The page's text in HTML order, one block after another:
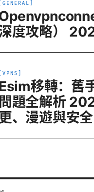
GENERAL
度攻略）
VPNS
移轉：舊
問題全解析
、漫遊與安全